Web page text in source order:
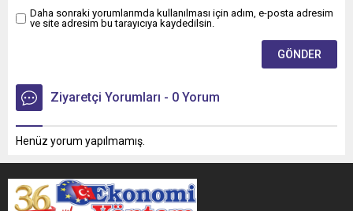
Daha sonraki yorumlarımda kullanılması için adım, e-posta adresim
ve site adresim bu tarayıcıya kaydedilsin.
Ziyaretçi Yorumları - 0 Yorum
Henüz yorum yapılmamış.